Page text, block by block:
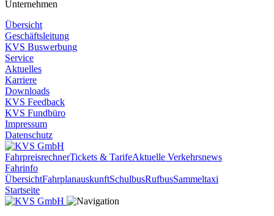
Unternehmen
Übersicht
Geschäftsleitung
KVS Buswerbung
Service
Aktuelles
Karriere
Downloads
KVS Feedback
KVS Fundbüro
Impressum
Datenschutz
FahrpreisrechnerTickets & TarifeAktuelle Verkehrsnews
Fahrinfo
ÜbersichtFahrplanauskunftSchulbusRufbusSammeltaxi
Startseite